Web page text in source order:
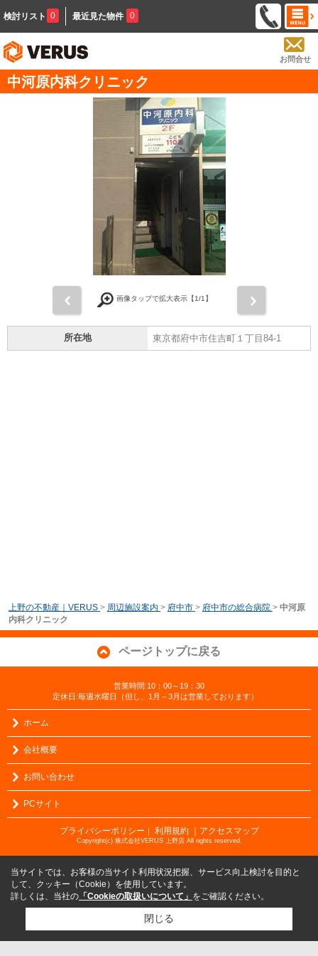
検討リスト 0 最近見た物件 0
お問合せ
中河原内科クリニック
画像タップで拡大表示【1/1】
所在地 東京都府中市住吉町１丁目84-1
上野の不動産｜VERUS > 周辺施設案内 > 府中市 > 府中市の総合病院 > 中河原
内科クリニック
ページトップに戻る
営業時間:10：00～19：30
定休日:毎週水曜日（但し、1月～3月は営業しております）
ホーム
会社概要
お問い合わせ
PCサイト
プライバシーポリシー ｜ 利用規約 ｜アクセスマップ
Copyright(c) 株式会社VERUS 上野店 All rights reserved.
当サイトでは、お客様の当サイト利用状況把握、サービス向上検討を目的と
して、クッキー（Cookie）を使用しています。
詳しくは、当社の 「Cookieの取扱いについて」 をご確認ください。
閉じる